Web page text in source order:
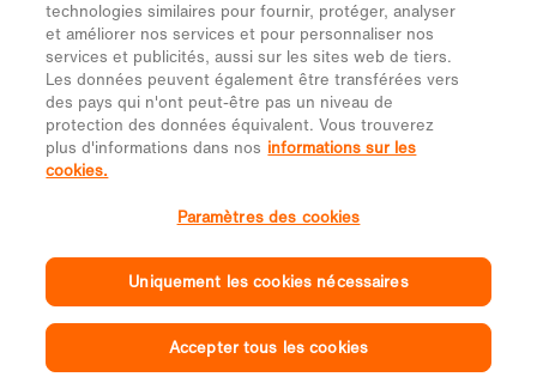
technologies similaires pour fournir, protéger, analyser
et améliorer nos services et pour personnaliser nos
services et publicités, aussi sur les sites web de tiers.
Les données peuvent également être transférées vers
des pays qui n'ont peut-être pas un niveau de
protection des données équivalent. Vous trouverez
plus d'informations dans nos informations sur les
cookies.
Paramètres des cookies
Uniquement les cookies nécessaires
Accepter tous les cookies